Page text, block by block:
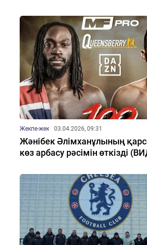
Жекпе-жек 03.04.2026, 09:31
Жәнібек Әлімханұлының
көз арбасу рәсімін өткізді